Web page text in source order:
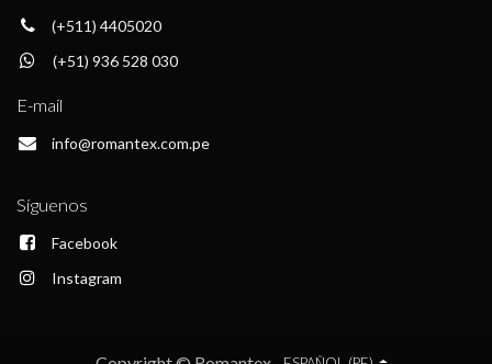
(+511) 4405020
(+51) 936 528 030
E-mail
info@romantex.com.pe
Síguenos
Facebook
Instagram